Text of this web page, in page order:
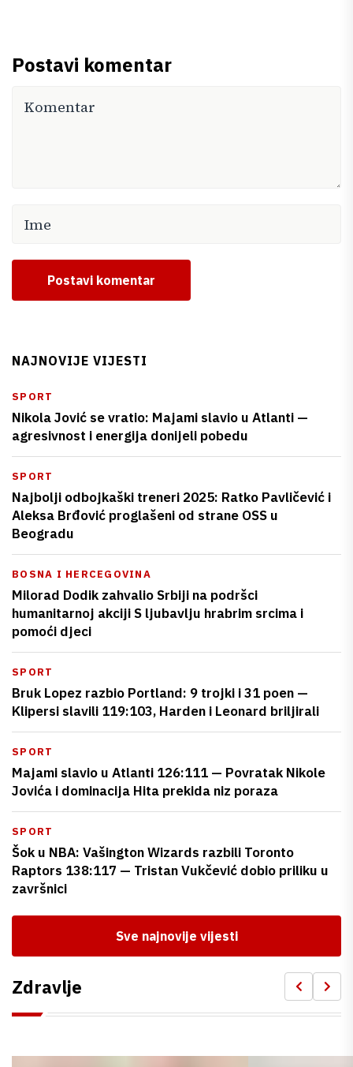
Postavi komentar
Postavi komentar
NAJNOVIJE VIJESTI
SPORT
Nikola Jović se vratio: Majami slavio u Atlanti —
agresivnost i energija donijeli pobedu
SPORT
Najbolji odbojkaški treneri 2025: Ratko Pavličević i
Aleksa Brđović proglašeni od strane OSS u
Beogradu
BOSNA I HERCEGOVINA
Milorad Dodik zahvalio Srbiji na podršci
humanitarnoj akciji S ljubavlju hrabrim srcima i
pomoći djeci
SPORT
Bruk Lopez razbio Portland: 9 trojki i 31 poen —
Klipersi slavili 119:103, Harden i Leonard briljirali
SPORT
Majami slavio u Atlanti 126:111 — Povratak Nikole
Jovića i dominacija Hita prekida niz poraza
SPORT
Šok u NBA: Vašington Wizards razbili Toronto
Raptors 138:117 — Tristan Vukčević dobio priliku u
završnici
Sve najnovije vijesti
Zdravlje